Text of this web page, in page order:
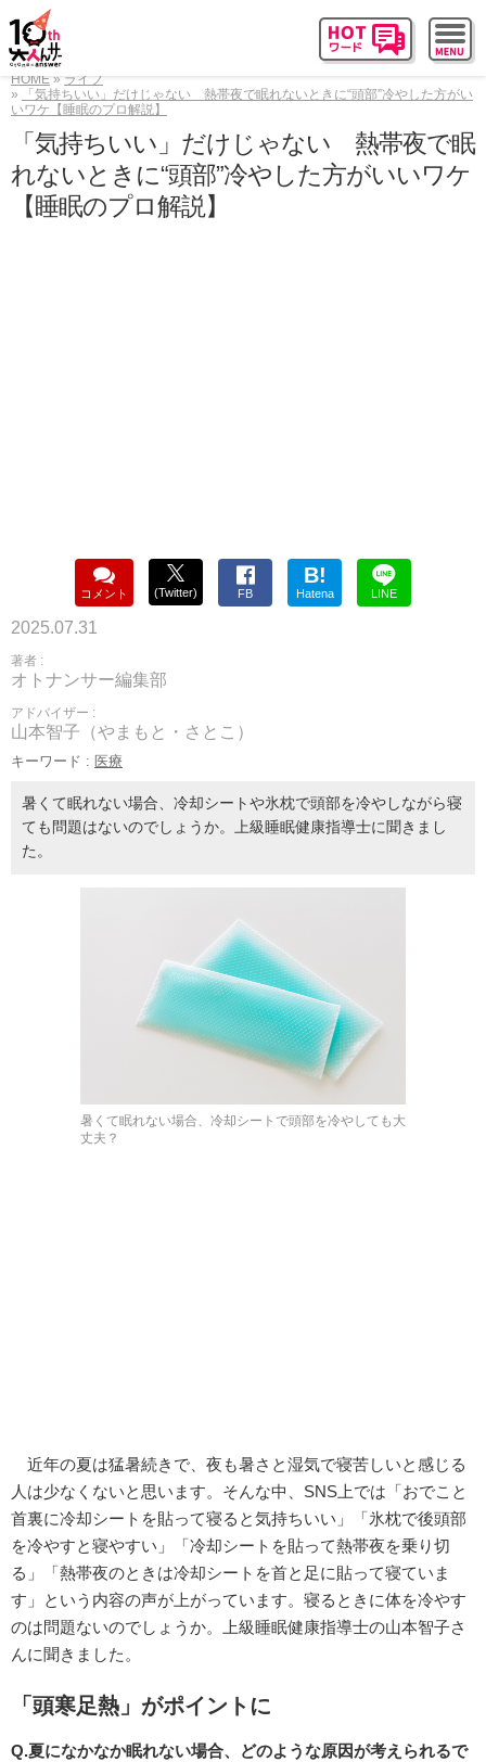
HOME
ライフ
「気持ちいい」だけじゃない 熱帯夜で眠れないときに“頭部”冷やした方がい
いワケ【睡眠のプロ解説】
「気持ちいい」だけじゃない 熱帯夜で眠
れないときに“頭部”冷やした方がいいワケ
【睡眠のプロ解説】
コメント (Twitter) FB
B!
Hatena LINE
2025.07.31
著者 :
オトナンサー編集部
アドバイザー :
山本智子（やまもと・さとこ）
キーワード : 医療
暑くて眠れない場合、冷却シートや氷枕で頭部を冷やしながら寝
ても問題はないのでしょうか。上級睡眠健康指導士に聞きまし
た。
暑くて眠れない場合、冷却シートで頭部を冷やしても大
丈夫？
近年の夏は猛暑続きで、夜も暑さと湿気で寝苦しいと感じる
人は少なくないと思います。そんな中、SNS上では「おでこと
首裏に冷却シートを貼って寝ると気持ちいい」「氷枕で後頭部
を冷やすと寝やすい」「冷却シートを貼って熱帯夜を乗り切
る」「熱帯夜のときは冷却シートを首と足に貼って寝ていま
す」という内容の声が上がっています。寝るときに体を冷やす
のは問題ないのでしょうか。上級睡眠健康指導士の山本智子さ
んに聞きました。
「頭寒足熱」がポイントに
Q.夏になかなか眠れない場合、どのような原因が考えられるで